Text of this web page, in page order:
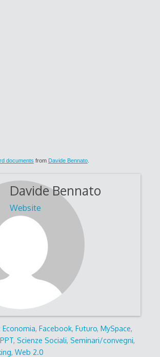
documents from Davide Bennato.
Davide Bennato
Website
Economia, Facebook, Futuro, MySpace,
, Scienze Sociali, Seminari/convegni,
, Web 2.0